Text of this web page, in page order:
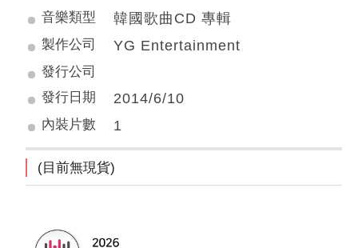
音樂類型 韓國歌曲CD 專輯
製作公司 YG Entertainment
發行公司
發行日期
2014/6/10
內裝片數 1
(目前無現貨)